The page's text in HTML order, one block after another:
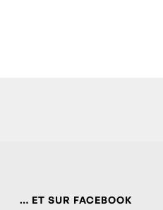
… ET SUR FACEBOOK